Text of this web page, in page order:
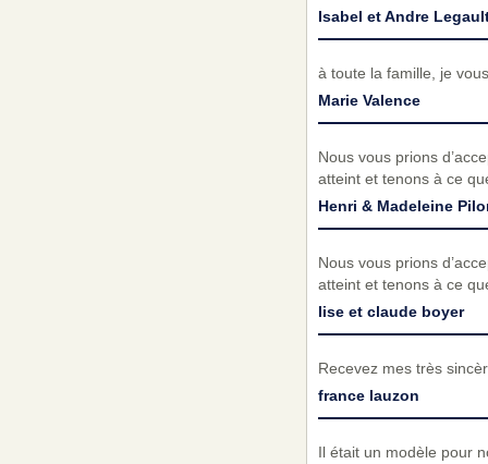
Isabel et Andre
à toute la famille, je
Marie Valence
Nous vous prions
atteint et tenons à ce
Henri & Madeleine
Nous vous prions
atteint et tenons à ce
lise et claude boyer
Recevez mes très
france lauzon
Il était un modèle pour